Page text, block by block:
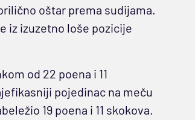
oštar prema sudijama.
iz izuzetno loše pozicije
od 22 poena i 11
pojedinac na meču
19 poena i 11 skokova.